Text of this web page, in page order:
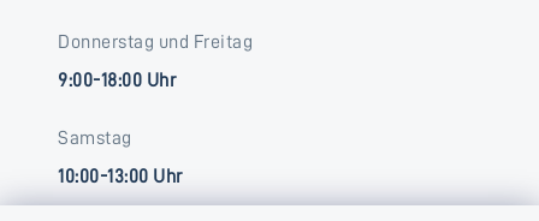
Donnerstag und Freitag
9:00-18:00 Uhr
Samstag
10:00-13:00 Uhr